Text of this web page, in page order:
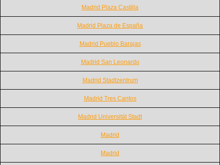
Madrid Plaza Castilla
Madrid Plaza de España
Madrid Pueblo Barajas
Madrid San Leonardo
Madrid Stadtzentrum
Madrid Tres Cantos
Madrid Universität Stadt
Madrid
Madrid